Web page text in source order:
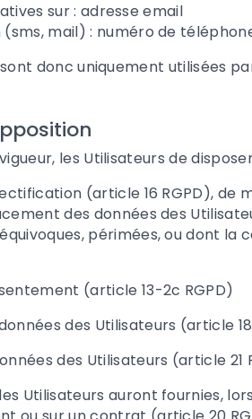
sur: adresse email
mail) : numéro de
donc uniquement utilisées
les Utilisateurs de
(article 16 RGPD), de
des données des
périmées, ou dont la
(article 13-2c RGPD)
des Utilisateurs (article 18
des Utilisateurs (article 21
Utilisateurs auront fournies,